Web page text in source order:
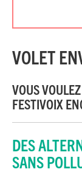
VOLET
VOUS
FESTIVOIX
DES
SANS